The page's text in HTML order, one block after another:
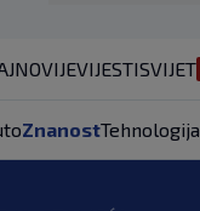
VIJESTISVIJET
ZnanostTehnologija